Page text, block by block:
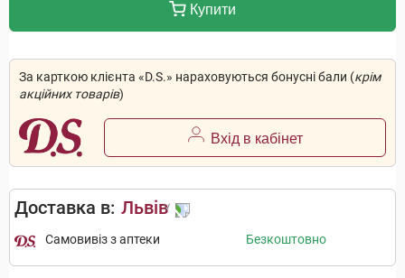
Купити
За карткою клієнта «D.S.» нараховуються бонусні бали (крім
акційних товарів)
Вхід в кабінет
Доставка в: Львів
Самовивіз з аптеки Безкоштовно